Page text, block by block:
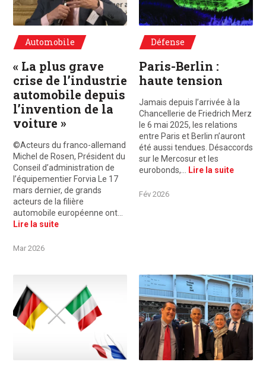
Automobile
« La plus grave
crise de l’industrie
automobile depuis
l’invention de la
voiture »
©Acteurs du franco-allemand
Michel de Rosen, Président du
Conseil d’administration de
l’équipementier Forvia Le 17
mars dernier, de grands
acteurs de la filière
automobile européenne ont…
Lire la suite
Mar 2026
Défense
Paris-Berlin :
haute tension
Jamais depuis l’arrivée à la
Chancellerie de Friedrich Merz
le 6 mai 2025, les relations
entre Paris et Berlin n’auront
été aussi tendues. Désaccords
sur le Mercosur et les
eurobonds,…
Lire la suite
Fév 2026
©Acteurs du franco-allemand Illustration édition février 2026
De g. à d. : Gaël de Maisonneuve,